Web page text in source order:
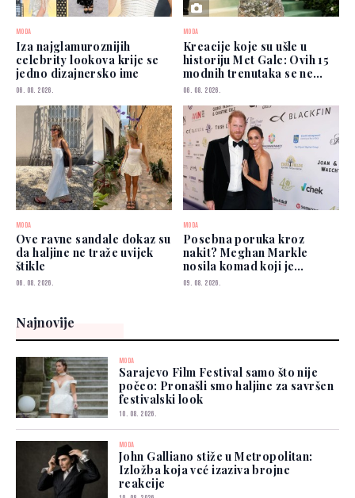
MODA
Iza najglamuroznijih
celebrity lookova krije se
jedno dizajnersko ime
06. 08. 2026.
MODA
Kreacije koje su ušle u
historiju Met Gale: Ovih 15
modnih trenutaka se ne
zaboravlja
06. 08. 2026.
MODA
Ove ravne sandale dokaz su
da haljine ne traže uvijek
štikle
06. 08. 2026.
MODA
Posebna poruka kroz
nakit? Meghan Markle
nosila komad koji je
pripadao princezi Diani
09. 08. 2026.
Najnovije
MODA
Sarajevo Film Festival samo što nije
počeo: Pronašli smo haljine za savršen
festivalski look
10. 08. 2026.
MODA
John Galliano stiže u Metropolitan:
Izložba koja već izaziva brojne
reakcije